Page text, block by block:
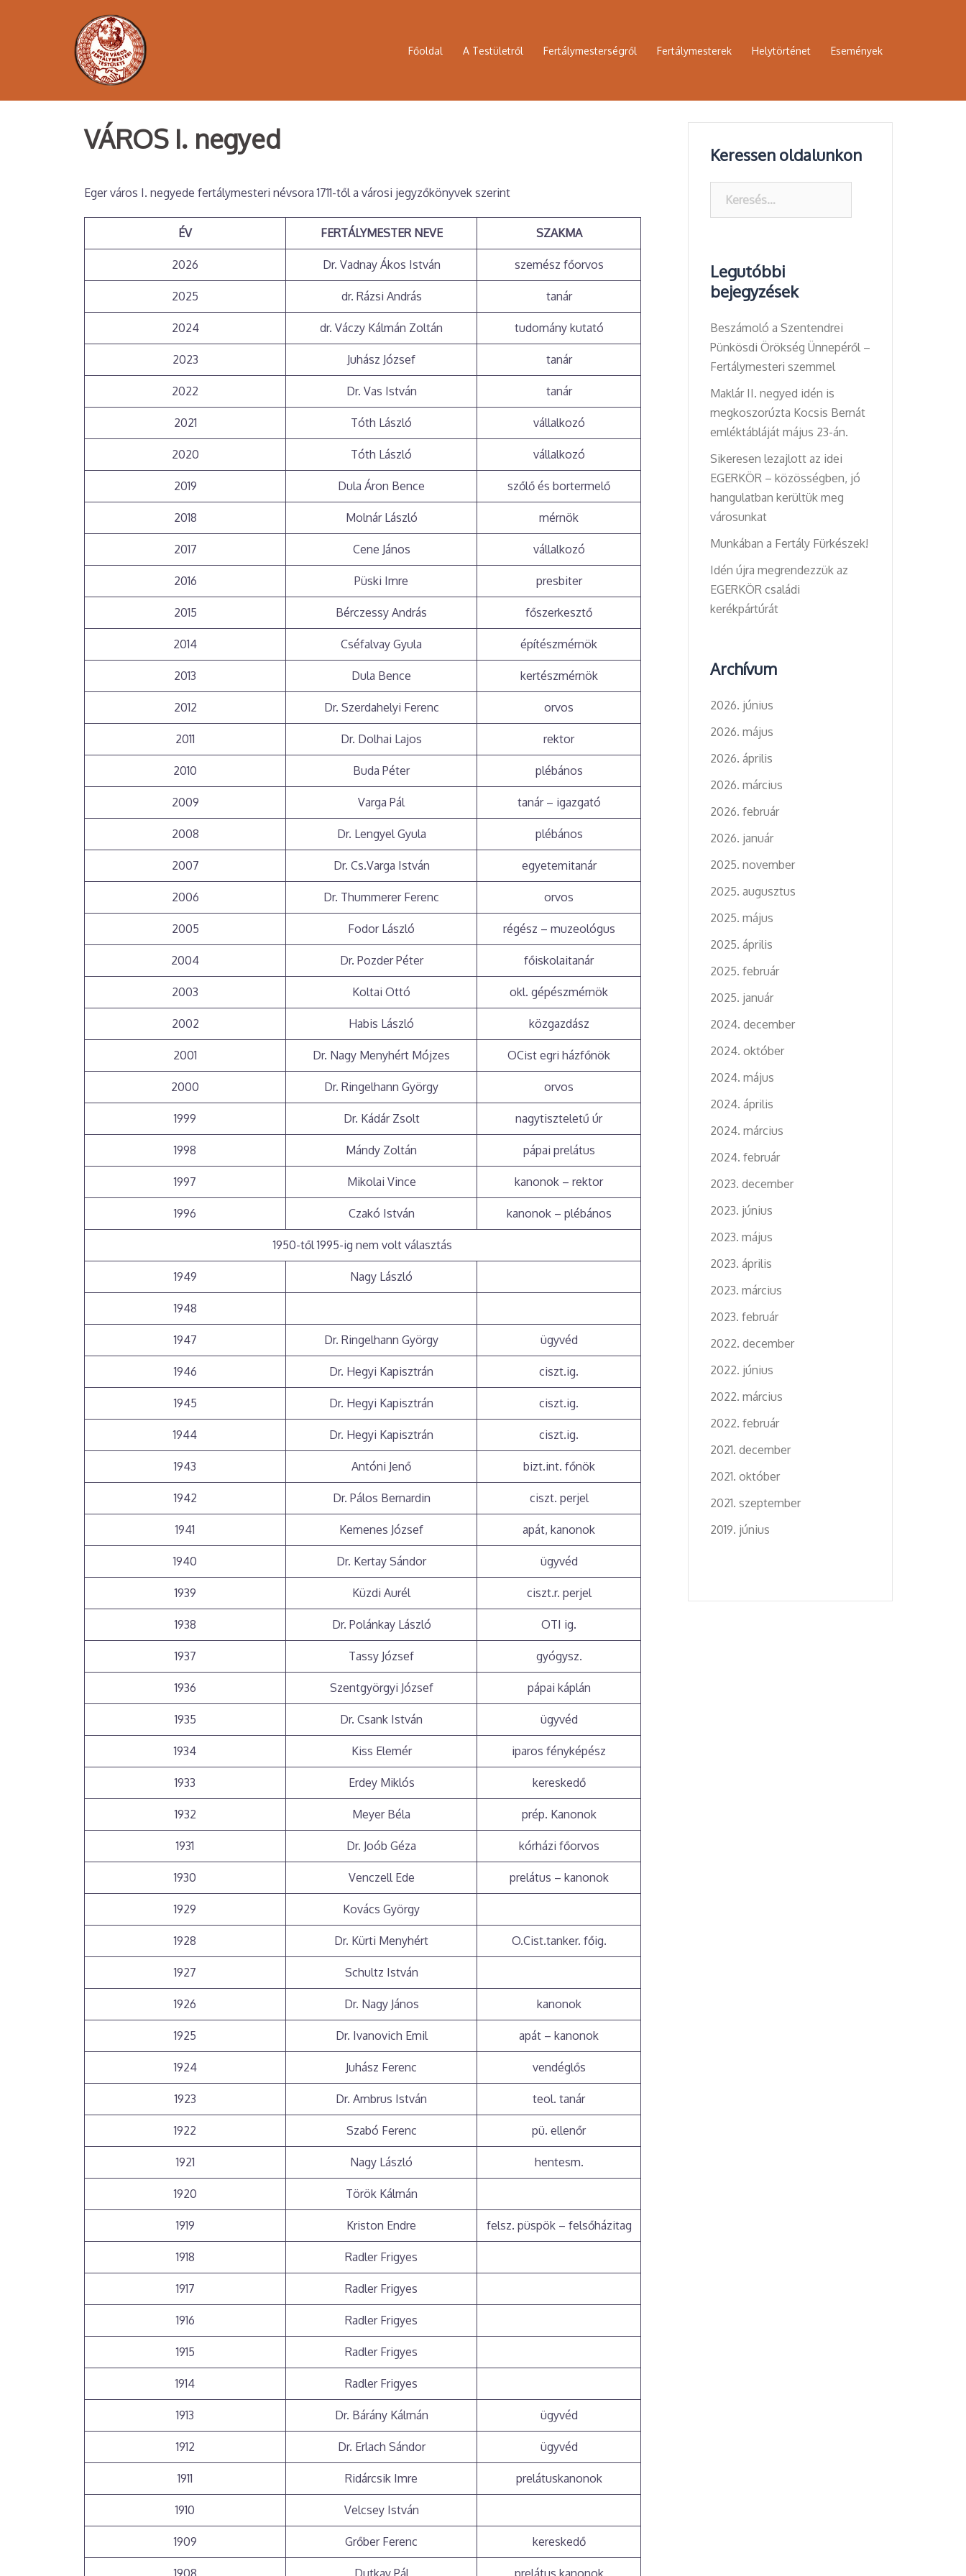
Főoldal A Testületről Fertálymesterségről Fertálymesterek Helytörténet Események
VÁROS I. negyed
Eger város I. negyede fertálymesteri névsora 1711-től a városi jegyzőkönyvek szerint
ÉV FERTÁLYMESTER NEVE SZAKMA
2026 Dr. Vadnay Ákos István szemész főorvos
2025 dr. Rázsi András tanár
2024 dr. Váczy Kálmán Zoltán tudomány kutató
2023 Juhász József tanár
2022 Dr. Vas István tanár
2021 Tóth László vállalkozó
2020 Tóth László vállalkozó
2019 Dula Áron Bence szőlő és bortermelő
2018 Molnár László mérnök
2017 Cene János vállalkozó
2016 Püski Imre presbiter
2015 Bérczessy András főszerkesztő
2014 Cséfalvay Gyula építészmérnök
2013 Dula Bence kertészmérnök
2012 Dr. Szerdahelyi Ferenc orvos
2011 Dr. Dolhai Lajos rektor
2010 Buda Péter plébános
2009 Varga Pál tanár – igazgató
2008 Dr. Lengyel Gyula plébános
2007 Dr. Cs.Varga István egyetemitanár
2006 Dr. Thummerer Ferenc orvos
2005 Fodor László régész – muzeológus
2004 Dr. Pozder Péter főiskolaitanár
2003 Koltai Ottó okl. gépészmérnök
2002 Habis László közgazdász
2001 Dr. Nagy Menyhért Mójzes OCist egri házfőnök
2000 Dr. Ringelhann György orvos
1999 Dr. Kádár Zsolt nagytiszteletű úr
1998 Mándy Zoltán pápai prelátus
1997 Mikolai Vince kanonok – rektor
1996 Czakó István kanonok – plébános
1950-től 1995-ig nem volt választás
1949 Nagy László
1948
1947 Dr. Ringelhann György ügyvéd
1946 Dr. Hegyi Kapisztrán ciszt.ig.
1945 Dr. Hegyi Kapisztrán ciszt.ig.
1944 Dr. Hegyi Kapisztrán ciszt.ig.
1943 Antóni Jenő bizt.int. főnök
1942 Dr. Pálos Bernardin ciszt. perjel
1941 Kemenes József apát, kanonok
1940 Dr. Kertay Sándor ügyvéd
1939 Küzdi Aurél ciszt.r. perjel
1938 Dr. Polánkay László OTI ig.
1937 Tassy József gyógysz.
1936 Szentgyörgyi József pápai káplán
1935 Dr. Csank István ügyvéd
1934 Kiss Elemér iparos fényképész
1933 Erdey Miklós kereskedő
1932 Meyer Béla prép. Kanonok
1931 Dr. Joób Géza kórházi főorvos
1930 Venczell Ede prelátus – kanonok
1929 Kovács György
1928 Dr. Kürti Menyhért O.Cist.tanker. főig.
1927 Schultz István
1926 Dr. Nagy János kanonok
1925 Dr. Ivanovich Emil apát – kanonok
1924 Juhász Ferenc vendéglős
1923 Dr. Ambrus István teol. tanár
1922 Szabó Ferenc pü. ellenőr
1921 Nagy László hentesm.
1920 Török Kálmán
1919 Kriston Endre felsz. püspök – felsőházitag
1918 Radler Frigyes
1917 Radler Frigyes
1916 Radler Frigyes
1915 Radler Frigyes
1914 Radler Frigyes
1913 Dr. Bárány Kálmán ügyvéd
1912 Dr. Erlach Sándor ügyvéd
1911 Ridárcsik Imre prelátuskanonok
1910 Velcsey István
1909 Grőber Ferenc kereskedő
Keressen oldalunkon
Legutóbbi
bejegyzések
Beszámoló a Szentendrei
Pünkösdi Örökség Ünnepéről –
Fertálymesteri szemmel
Maklár II. negyed idén is
megkoszorúzta Kocsis Bernát
emléktábláját május 23-án.
Sikeresen lezajlott az idei
EGERKÖR – közösségben, jó
hangulatban kerültük meg
városunkat
Munkában a Fertály Fürkészek!
Idén újra megrendezzük az
EGERKÖR családi
kerékpártúrát
Archívum
2026. június
2026. május
2026. április
2026. március
2026. február
2026. január
2025. november
2025. augusztus
2025. május
2025. április
2025. február
2025. január
2024. december
2024. október
2024. május
2024. április
2024. március
2024. február
2023. december
2023. június
2023. május
2023. április
2023. március
2023. február
2022. december
2022. június
2022. március
2022. február
2021. december
2021. október
2021. szeptember
2019. június